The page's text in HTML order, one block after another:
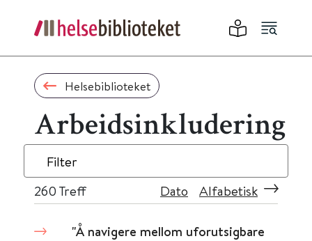
Helsebiblioteket
Arbeidsinkludering
Filter
260 Treff Dato Alfabetisk
"Å navigere mellom uforutsigbare